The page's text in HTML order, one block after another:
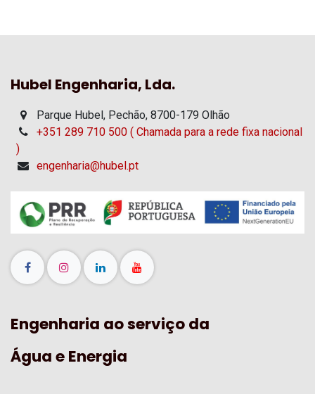
Hubel Engenharia, Lda.
Parque Hubel, Pechão, 8700-179 Olhão
+351 289 710 500 ( Chamada para a rede fixa nacional
)
engenharia@hubel.pt
Engenharia ao serviço da
Água e Energia